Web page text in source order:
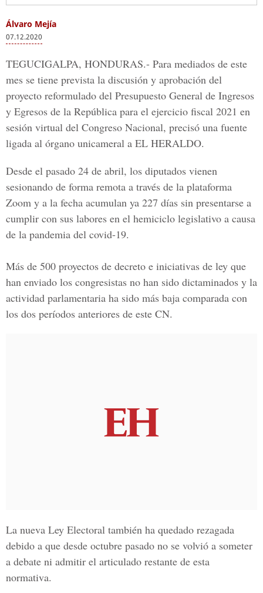
Álvaro Mejía
07.12.2020
TEGUCIGALPA, HONDURAS.- Para mediados de este
mes se tiene prevista la discusión y aprobación del
proyecto reformulado del Presupuesto General de Ingresos
y Egresos de la República para el ejercicio fiscal 2021 en
sesión virtual del Congreso Nacional, precisó una fuente
ligada al órgano unicameral a EL HERALDO.
Desde el pasado 24 de abril, los diputados vienen
sesionando de forma remota a través de la plataforma
Zoom y a la fecha acumulan ya 227 días sin presentarse a
cumplir con sus labores en el hemiciclo legislativo a causa
de la pandemia del covid-19.
Más de 500 proyectos de decreto e iniciativas de ley que
han enviado los congresistas no han sido dictaminados y la
actividad parlamentaria ha sido más baja comparada con
los dos períodos anteriores de este CN.
La nueva Ley Electoral también ha quedado rezagada
debido a que desde octubre pasado no se volvió a someter
a debate ni admitir el articulado restante de esta
normativa.